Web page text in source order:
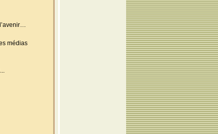
médias